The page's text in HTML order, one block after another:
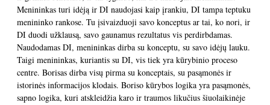
Menininkas turi idėją ir DI naudojasi kaip įrankiu, DI tampa teptuku
menininko rankose. Tu įsivaizduoji savo konceptus ar tai, ko nori, ir
DI duodi užklausą, savo gaunamus rezultatus vis perdirbdamas.
Naudodamas DI, menininkas dirba su konceptu, su savo idėjų lauku.
Taigi menininkas, kuriantis su DI, vis tiek yra kūrybinio proceso
centre. Borisas dirba visų pirma su konceptais, su pasąmonės ir
istorinės informacijos klodais. Boriso kūrybos logika yra pasąmonės,
sapno logika, kuri atskleidžia karo ir traumos likučius šiuolaikinėje